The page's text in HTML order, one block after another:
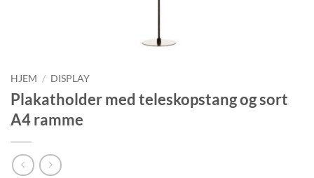
HJEM / DISPLAY
Plakatholder med teleskopstang og sort
A4 ramme